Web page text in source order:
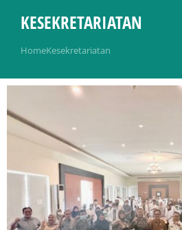
KESEKRETARIATAN
You are here:
HomeKesekretariatan